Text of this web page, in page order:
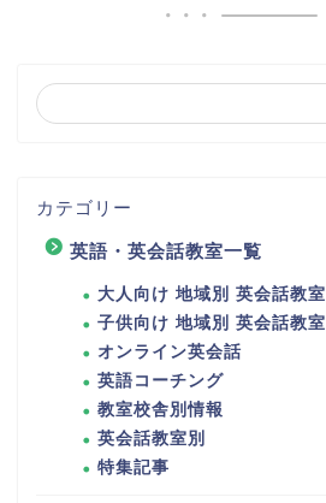
カテゴリー
英語・英会話教室一覧
大人向け 地域別 英会話教室
子供向け 地域別 英会話教室
オンライン英会話
英語コーチング
教室校舎別情報
英会話教室別
特集記事